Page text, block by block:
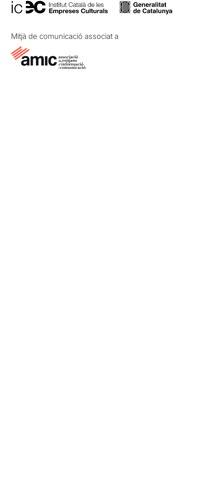
Mitjà de comunicació associat a